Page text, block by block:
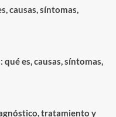
causas, síntomas,
es, causas, síntomas,
tratamiento y